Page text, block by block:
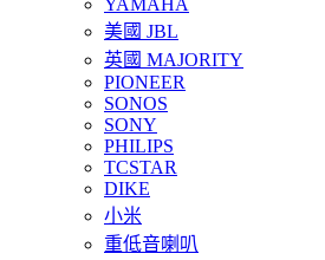
美國 JBL
英國 MAJORITY
PIONEER
SONOS
SONY
PHILIPS
TCSTAR
DIKE
小米
重低音喇叭